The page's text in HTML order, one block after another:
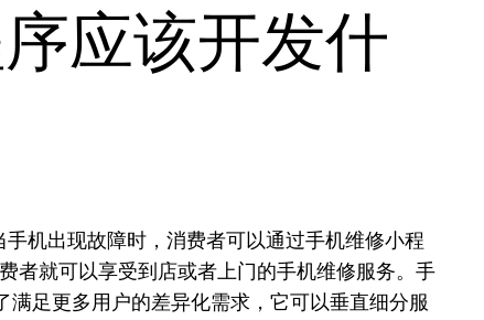
应该开发什
机出现故障时，消费者可以通过手机维修小程
者就可以享受到店或者上门的手机维修服务。手
足更多用户的差异化需求，它可以垂直细分服